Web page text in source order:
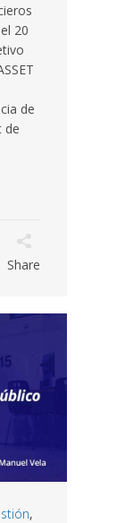
20
de
de
Share
,